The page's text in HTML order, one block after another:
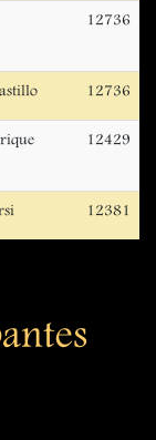
12736
12736
12429
12381